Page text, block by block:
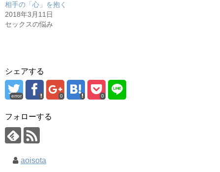
開
き
ま
す
)
相手の「心」を抱く
2018年3月11日
セックスの悩み
シェアする
error 0 0
フォローする
aoisota